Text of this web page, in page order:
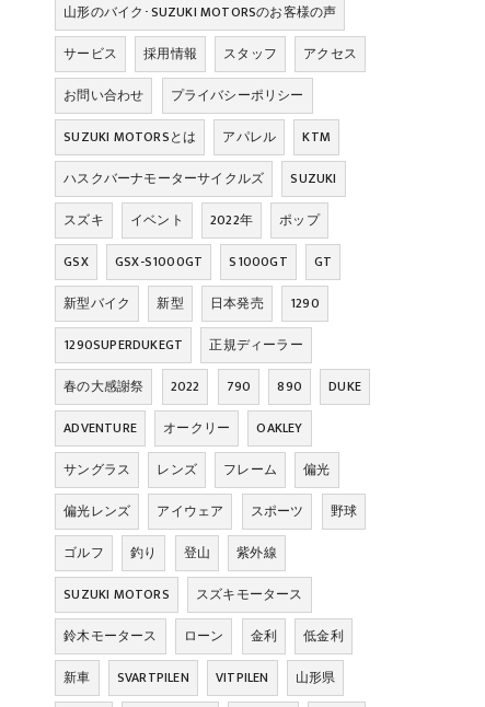
山形のバイク･SUZUKI MOTORSのお客様の声
サービス
採用情報 スタッフ
アクセス
お問い合わせ
プライバシーポリシー
SUZUKI MOTORSとは
アパレル
KTM
ハスクバーナモーターサイクルズ
SUZUKI
スズキ
イベント 2022年
ポップ
GSX
GSX-S1000GT S1000GT
GT
新型バイク
新型 日本発売
1290
1290SUPERDUKEGT
正規ディーラー
春の大感謝祭
2022 790 890
DUKE
ADVENTURE
オークリー
OAKLEY
サングラス
レンズ フレーム
偏光
偏光レンズ
アイウェア スポーツ
野球
ゴルフ
釣り 登山
紫外線
SUZUKI MOTORS
スズキモータース
鈴木モータース
ローン 金利
低金利
新車
SVARTPILEN VITPILEN
山形県